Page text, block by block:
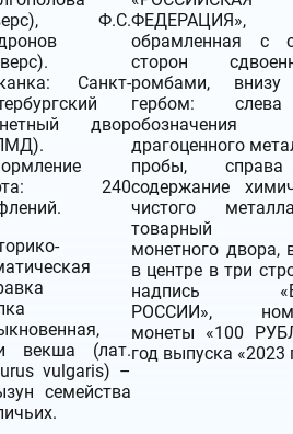
Ф.С.
Санкт-
двор
240
векша (лат.
vulgaris) –
семейства
ФЕДЕРАЦИЯ»,
обрамленная с
сторон
ромбами,
гербом:
обозначения
драгоценного
пробы,
содержание
чистого
товарный
монетного двора,
в центре в три
надпись
РОССИИ»,
монеты «100
год выпуска «2023